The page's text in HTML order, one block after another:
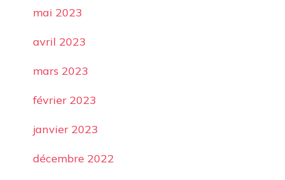
mai 2023
avril 2023
mars 2023
février 2023
janvier 2023
décembre 2022